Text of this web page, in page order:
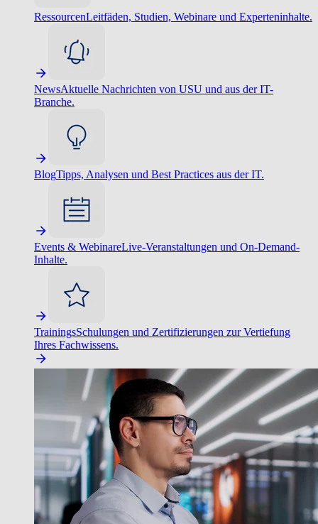
RessourcenLeitfäden, Studien, Webinare und Experteninhalte.
NewsAktuelle Nachrichten von USU und aus der IT-
Branche.
BlogTipps, Analysen und Best Practices aus der IT.
Events & WebinareLive-Veranstaltungen und On-Demand-
Inhalte.
TrainingsSchulungen und Zertifizierungen zur Vertiefung
Ihres Fachwissens.